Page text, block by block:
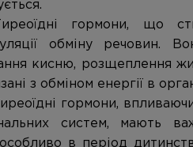
гормони, що
обміну речовин.
кисню, розщеплення
з обміном енергії в
гормони,
систем, мають
в період